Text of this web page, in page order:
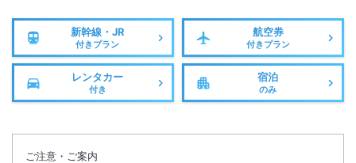
新幹線・JR
付きプラン
航空券
付きプラン
レンタカー
付き
宿泊
のみ
ご注意・ご案内